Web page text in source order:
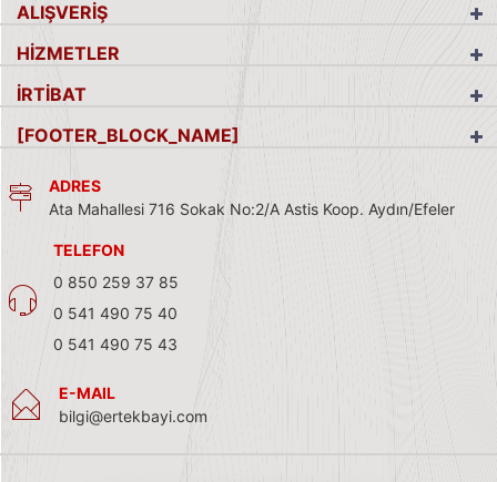
ALIŞVERİŞ
HİZMETLER
İRTİBAT
[FOOTER_BLOCK_NAME]
ADRES
Ata Mahallesi 716 Sokak No:2/A Astis Koop. Aydın/Efeler
TELEFON
0 850 259 37 85
0 541 490 75 40
0 541 490 75 43
E-MAIL
bilgi@ertekbayi.com